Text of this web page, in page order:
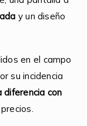
y un diseño
en el campo
su incidencia
diferencia con